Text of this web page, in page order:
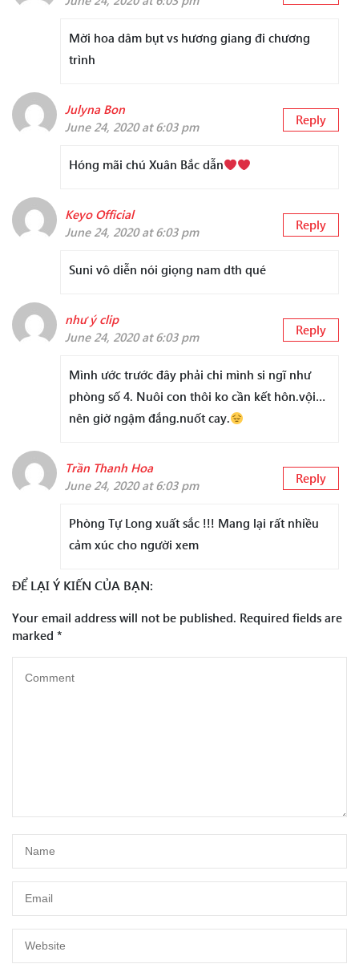
Mời hoa dâm bụt vs hương giang đi chương
trình
Julyna Bon
June 24, 2020 at 6:03 pm
Reply
Hóng mãi chú Xuân Bắc dẫn
Keyo Official
June 24, 2020 at 6:03 pm
Reply
Suni vô diễn nói giọng nam dth qué
như ý clip
June 24, 2020 at 6:03 pm
Reply
Mình ước trước đây phải chi mình si ngĩ như
phòng số 4. Nuôi con thôi ko cần kết hôn.vội…
nên giờ ngậm đắng.nuốt cay.
Trần Thanh Hoa
June 24, 2020 at 6:03 pm
Reply
Phòng Tự Long xuất sắc !!! Mang lại rất nhiều
cảm xúc cho người xem
ĐỂ LẠI Ý KIẾN CỦA BẠN:
Your email address will not be published. Required fields are
marked *